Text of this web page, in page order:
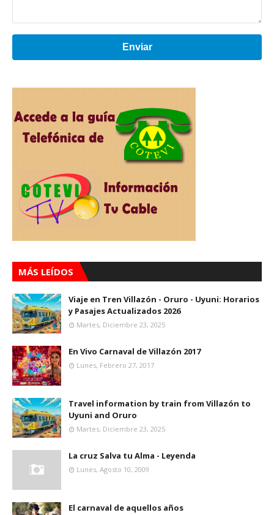
Enviar
MÁS LEÍDOS
Viaje en Tren Villazón - Oruro - Uyuni: Horarios
y Pasajes Actualizados 2026
Martes, Diciembre 23, 2025
En Vivo Carnaval de Villazón 2017
Lunes, Febrero 27, 2017
Travel information by train from Villazón to
Uyuni and Oruro
Martes, Diciembre 23, 2025
La cruz Salva tu Alma - Leyenda
Lunes, Agosto 10, 2009
El carnaval de aquellos años